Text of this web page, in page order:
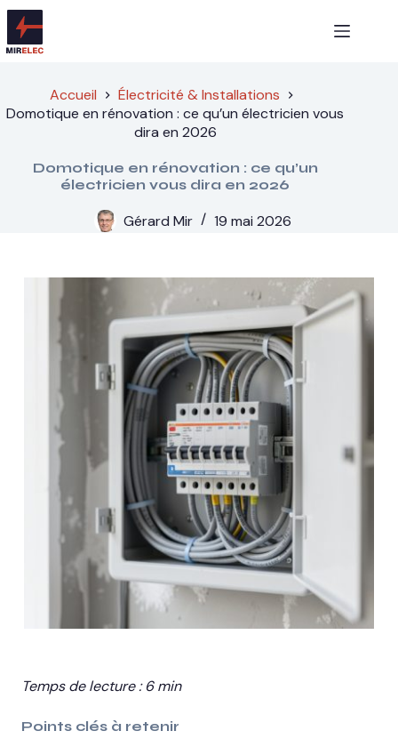
Passer
contenu
Accueil
Électricité & Installations
Domotique en rénovation : ce qu’un électricien vous
dira en 2026
Domotique en rénovation : ce qu’un
électricien vous dira en 2026
Gérard Mir 19 mai 2026
Temps de lecture : 6 min
Points clés à retenir